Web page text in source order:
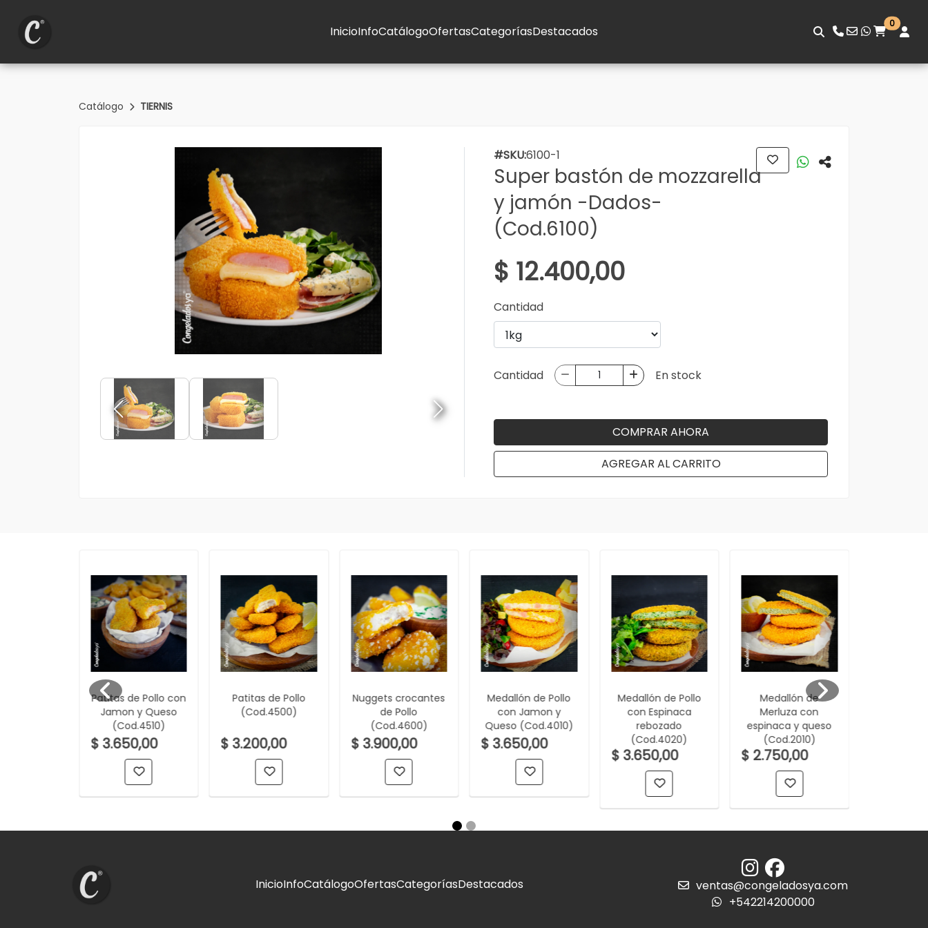
InicioInfoCatálogoOfertasCategoríasDestacados
0
Catálogo TIERNIS
#SKU:6100-1
Super bastón de mozzarella
y jamón -Dados-
(Cod.6100)
$ 12.400,00
Cantidad
Cantidad En stock
COMPRAR AHORA
AGREGAR AL CARRITO
Patitas de Pollo con
Jamon y Queso
(Cod.4510)
$ 3.650,00
Patitas de Pollo
(Cod.4500)
$ 3.200,00
Nuggets crocantes
de Pollo
(Cod.4600)
$ 3.900,00
Medallón de Pollo
con Jamon y
Queso (Cod.4010)
$ 3.650,00
Medallón de Pollo
con Espinaca
rebozado
(Cod.4020)
$ 3.650,00
Medallón de
Merluza con
espinaca y queso
(Cod.2010)
$ 2.750,00
InicioInfoCatálogoOfertasCategoríasDestacados
ventas@congeladosya.com
+542214200000